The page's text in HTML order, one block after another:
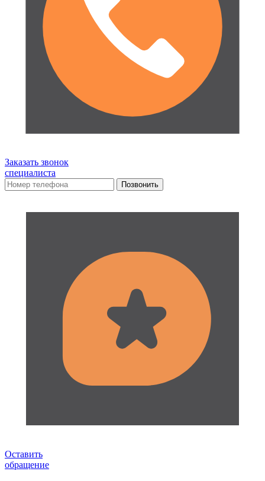
Заказать звонок
специалиста
Оставить
обращение